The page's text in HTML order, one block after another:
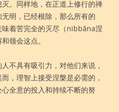
。同样地，在正道上修行的禅
明，已经根除，那么所有的
着苦完全的灭尽（nibbāna涅
领会这点。
不具有吸引力，对他们来说，
，理智上接受涅槃是必需的，
全意的投入和持续不断的努